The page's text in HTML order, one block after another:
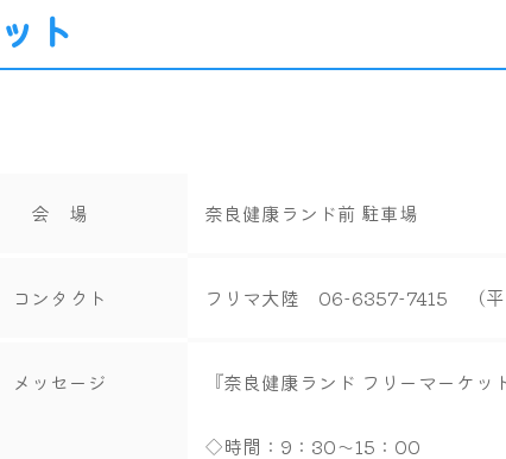
ト
会 場 奈良健康ランド前 駐車場
コンタクト フリマ大陸 06-6357-7415 （
メッセージ 『奈良健康ランド フリーマーケッ
◇時間：9：30～15：00